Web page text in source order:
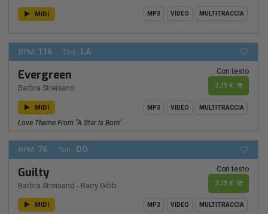
MIDI MP3 VIDEO MULTITRACCIA
BPM: 116 Ton.: LA
Evergreen
Barbra Streisand
Con testo
2,19 €
MIDI MP3 VIDEO MULTITRACCIA
Love Theme From "A Star Is Born"
BPM: 76 Ton.: DO
Guilty
Barbra Streisand - Barry Gibb
Con testo
2,19 €
MIDI MP3 VIDEO MULTITRACCIA